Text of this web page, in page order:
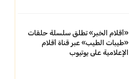
«أقلام الخبر» تطلق سلسلة حلقات
«طيبات الطيب» عبر قناة أقلام
الإعلامية على يوتيوب